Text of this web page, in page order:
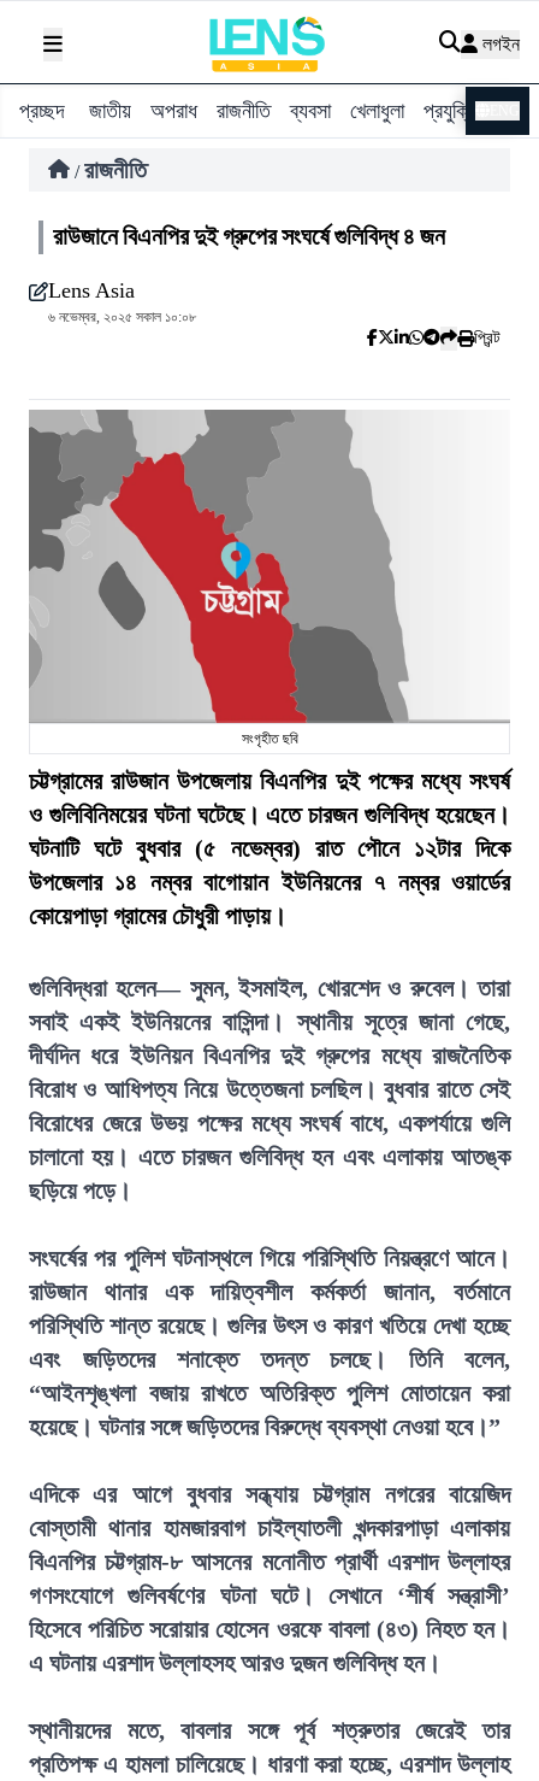
লগইন
প্রচ্ছদ জাতীয় অপরাধ রাজনীতি ব্যবসা খেলাধুলা প্রযুক্তি
/ রাজনীতি
রাউজানে বিএনপির দুই গ্রুপের সংঘর্ষে গুলিবিদ্ধ ৪ জন
Lens Asia
৬ নভেম্বর, ২০২৫ সকাল ১০:০৮
প্রিন্ট
সংগৃহীত ছবি
চট্টগ্রামের রাউজান উপজেলায় বিএনপির দুই পক্ষের মধ্যে সংঘর্ষ
ও গুলিবিনিময়ের ঘটনা ঘটেছে। এতে চারজন গুলিবিদ্ধ হয়েছেন।
ঘটনাটি ঘটে বুধবার (৫ নভেম্বর) রাত পৌনে ১২টার দিকে
উপজেলার ১৪ নম্বর বাগোয়ান ইউনিয়নের ৭ নম্বর ওয়ার্ডের
কোয়েপাড়া গ্রামের চৌধুরী পাড়ায়।
গুলিবিদ্ধরা হলেন— সুমন, ইসমাইল, খোরশেদ ও রুবেল। তারা
সবাই একই ইউনিয়নের বাসিন্দা। স্থানীয় সূত্রে জানা গেছে,
দীর্ঘদিন ধরে ইউনিয়ন বিএনপির দুই গ্রুপের মধ্যে রাজনৈতিক
বিরোধ ও আধিপত্য নিয়ে উত্তেজনা চলছিল। বুধবার রাতে সেই
বিরোধের জেরে উভয় পক্ষের মধ্যে সংঘর্ষ বাধে, একপর্যায়ে গুলি
চালানো হয়। এতে চারজন গুলিবিদ্ধ হন এবং এলাকায় আতঙ্ক
ছড়িয়ে পড়ে।
সংঘর্ষের পর পুলিশ ঘটনাস্থলে গিয়ে পরিস্থিতি নিয়ন্ত্রণে আনে।
রাউজান থানার এক দায়িত্বশীল কর্মকর্তা জানান, বর্তমানে
পরিস্থিতি শান্ত রয়েছে। গুলির উৎস ও কারণ খতিয়ে দেখা হচ্ছে
এবং জড়িতদের শনাক্তে তদন্ত চলছে। তিনি বলেন,
“আইনশৃঙ্খলা বজায় রাখতে অতিরিক্ত পুলিশ মোতায়েন করা
হয়েছে। ঘটনার সঙ্গে জড়িতদের বিরুদ্ধে ব্যবস্থা নেওয়া হবে।”
এদিকে এর আগে বুধবার সন্ধ্যায় চট্টগ্রাম নগরের বায়েজিদ
বোস্তামী থানার হামজারবাগ চাইল্যাতলী খন্দকারপাড়া এলাকায়
বিএনপির চট্টগ্রাম-৮ আসনের মনোনীত প্রার্থী এরশাদ উল্লাহর
গণসংযোগে গুলিবর্ষণের ঘটনা ঘটে। সেখানে ‘শীর্ষ সন্ত্রাসী’
হিসেবে পরিচিত সরোয়ার হোসেন ওরফে বাবলা (৪৩) নিহত হন।
এ ঘটনায় এরশাদ উল্লাহসহ আরও দুজন গুলিবিদ্ধ হন।
স্থানীয়দের মতে, বাবলার সঙ্গে পূর্ব শত্রুতার জেরেই তার
প্রতিপক্ষ এ হামলা চালিয়েছে। ধারণা করা হচ্ছে, এরশাদ উল্লাহ